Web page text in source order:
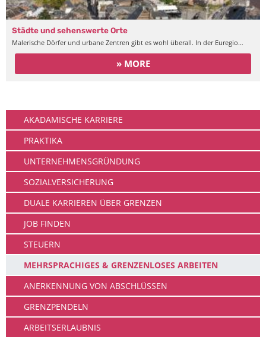
Städte und sehenswerte Orte
Malerische Dörfer und urbane Zentren gibt es wohl überall. In der Euregio…
» MORE
AKADAMISCHE KARRIERE
PRAKTIKA
UNTERNEHMENSGRÜNDUNG
SOZIALVERSICHERUNG
DUALE KARRIEREN ÜBER GRENZEN
JOB FINDEN
STEUERN
MEHRSPRACHIGES & GRENZENLOSES ARBEITEN
ANERKENNUNG VON ABSCHLÜSSEN
GRENZPENDELN
ARBEITSERLAUBNIS